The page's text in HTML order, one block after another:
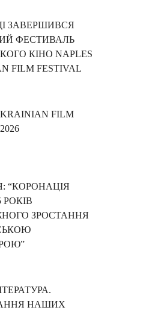
ЗАВЕРШИВСЯ
ФЕСТИВАЛЬ
КІНО NAPLES
FILM FESTIVAL
FILM
“КОРОНАЦІЯ
РОКІВ
ЗРОСТАННЯ
НАШИХ